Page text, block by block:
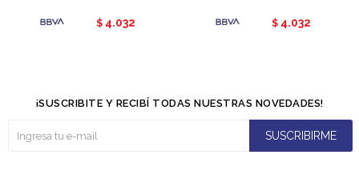
$ 4.032 $ 4.032
¡SUSCRIBITE Y RECIBÍ TODAS NUESTRAS NOVEDADES!
SUSCRIBIRME